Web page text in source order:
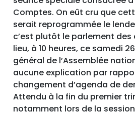
Comptes. On eût cru que
serait reprogrammée le
c’est plutôt le parlement
lieu, à 10 heures, ce samedi
général de l’Assemblée
aucune explication par
changement d’agenda de
Attendu à la fin du premier
notamment lors de la